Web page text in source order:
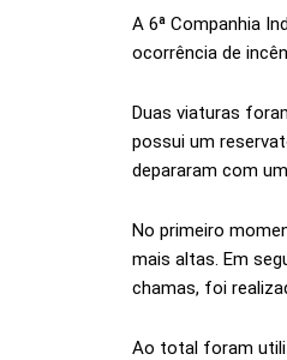
A 6ª Companhia
ocorrência de
Duas viaturas
possui um
depararam com
No primeiro
mais altas. Em
chamas, foi
Ao total foram